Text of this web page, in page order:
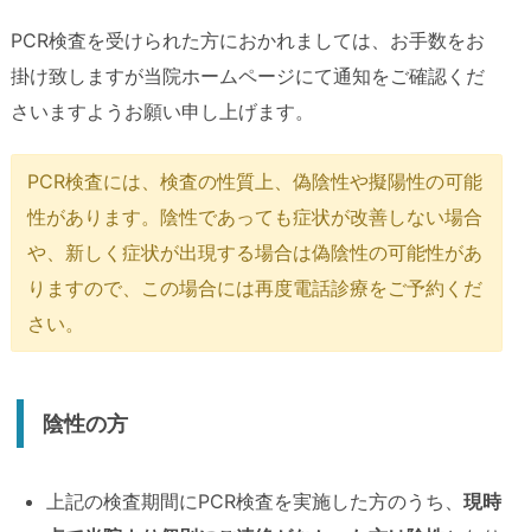
PCR検査を受けられた方におかれましては、お手数をお
掛け致しますが当院ホームページにて通知をご確認くだ
さいますようお願い申し上げます。
PCR検査には、検査の性質上、偽陰性や擬陽性の可能
性があります。陰性であっても症状が改善しない場合
や、新しく症状が出現する場合は偽陰性の可能性があ
りますので、この場合には再度電話診療をご予約くだ
さい。
陰性の方
上記の検査期間にPCR検査を実施した方のうち、 現時